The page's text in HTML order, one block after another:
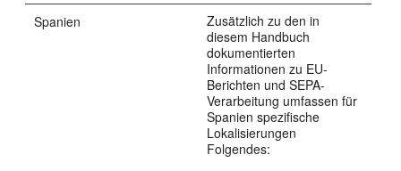
Spanien
Zusätzlich zu den in
diesem Handbuch
dokumentierten
Informationen zu EU-
Berichten und SEPA-
Verarbeitung umfassen für
Spanien spezifische
Lokalisierungen
Folgendes: